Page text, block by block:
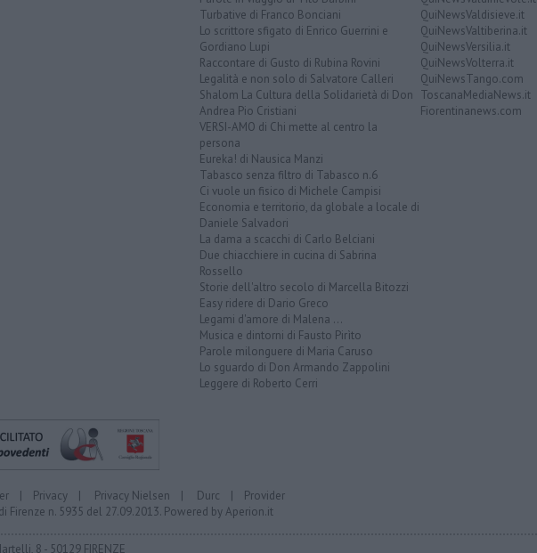
Turbative di Franco Bonciani
Lo scrittore sfigato di Enrico Guerrini e
Gordiano Lupi
Raccontare di Gusto di Rubina Rovini
Legalità e non solo di Salvatore Calleri
Shalom La Cultura della Solidarietà di Don
Andrea Pio Cristiani
VERSI-AMO di Chi mette al centro la
persona
Eureka! di Nausica Manzi
Tabasco senza filtro di Tabasco n.6
Ci vuole un fisico di Michele Campisi
Economia e territorio, da globale a locale di
Daniele Salvadori
La dama a scacchi di Carlo Belciani
Due chiacchiere in cucina di Sabrina
Rossello
Storie dell'altro secolo di Marcella Bitozzi
Easy ridere di Dario Greco
Legami d'amore di Malena ...
Musica e dintorni di Fausto Pirìto
Parole milonguere di Maria Caruso
Lo sguardo di Don Armando Zappolini
Leggere di Roberto Cerri
QuiNewsValdisieve.it
QuiNewsValtiberina.it
QuiNewsVersilia.it
QuiNewsVolterra.it
QuiNewsTango.com
ToscanaMediaNews.it
Fiorentinanews.com
| Privacy | Privacy Nielsen | Durc | Provider
n. 5935 del 27.09.2013. Powered byAperion.it
8 - 50129 FIRENZE